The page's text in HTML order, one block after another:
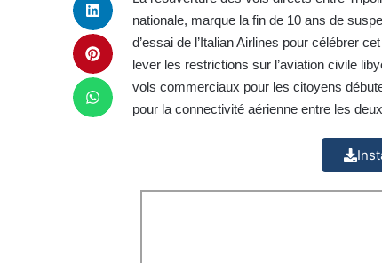
nationale, marque la fin de 10 ans de
d’essai de l’Italian Airlines pour célébrer
lever les restrictions sur l’aviation civile
vols commerciaux pour les citoyens
pour la connectivité aérienne entre les